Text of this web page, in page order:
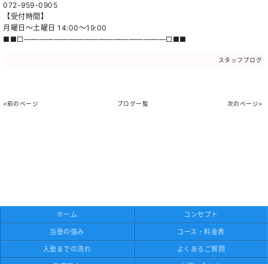
072-959-0905
【受付時間】
月曜日～土曜日 14:00～19:00
■■□―――――――――――――――――――□■■
スタッフブログ
<前のページ ブログ一覧 次のページ>
ホーム コンセプト
当塾の強み コース・料金表
入塾までの流れ よくあるご質問